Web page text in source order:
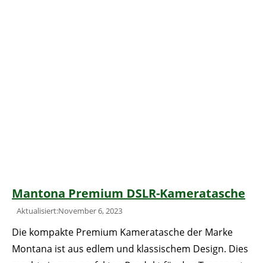
Mantona Premium DSLR-Kameratasche
Aktualisiert:November 6, 2023
Die kompakte Premium Kameratasche der Marke
Montana ist aus edlem und klassischem Design. Dies